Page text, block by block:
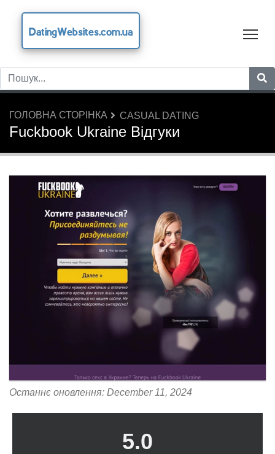
DatingWebsites.com.ua
ГОЛОВНА СТОРІНКА CASUAL DATING
Fuckbook Ukraine Відгуки
Останнє оновлення: December 11, 2024
5.0